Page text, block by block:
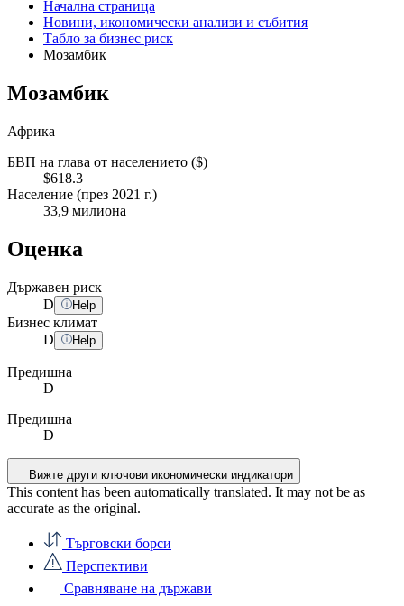
Начална страница
Новини, икономически анализи и събития
Табло за бизнес риск
Мозамбик
Мозамбик
Африка
БВП на глава от населението ($)
$618.3
Население (през 2021 г.)
33,9 милиона
Оценка
Държавен риск
D
Help
Бизнес климат
D
Help
Предишна
D
Предишна
D
Вижте други ключови икономически индикатори
This content has been automatically translated. It may not be as
accurate as the original.
Търговски борси
Перспективи
Сравняване на държави